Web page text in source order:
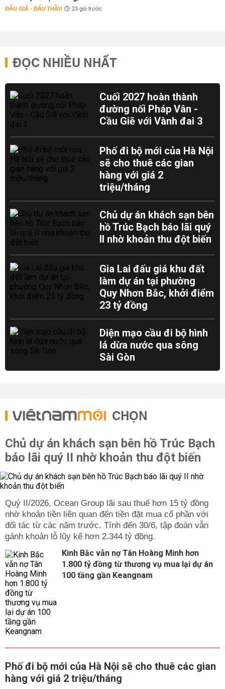
ĐẤU GIÁ - ĐẤU THẦU 23 giờ trước
ĐỌC NHIỀU NHẤT
Cuối 2027 hoàn thành
đường nối Pháp Vân -
Cầu Giẽ với Vành đai 3
Phố đi bộ mới của Hà Nội
sẽ cho thuê các gian
hàng với giá 2
triệu/tháng
Chủ dự án khách sạn bên
hồ Trúc Bạch báo lãi quý
II nhờ khoản thu đột biến
Gia Lai đấu giá khu đất
làm dự án tại phường
Quy Nhơn Bắc, khởi điểm
23 tỷ đồng
Diện mạo cầu đi bộ hình
lá dừa nước qua sông
Sài Gòn
CHỌN
Chủ dự án khách sạn bên hồ Trúc Bạch
báo lãi quý II nhờ khoản thu đột biến
Quý II/2026, Ocean Group lãi sau thuế hơn 15 tỷ đồng
nhờ khoản tiền liên quan đến tiền đặt mua cổ phần với
đối tác từ các năm trước. Tính đến 30/6, tập đoàn vẫn
gánh khoản lỗ lũy kế hơn 2.344 tỷ đồng.
Kinh Bắc vẫn nợ Tân Hoàng Minh hơn
1.800 tỷ đồng từ thương vụ mua lại dự án
100 tầng gần Keangnam
Phố đi bộ mới của Hà Nội sẽ cho thuê các gian
hàng với giá 2 triệu/tháng